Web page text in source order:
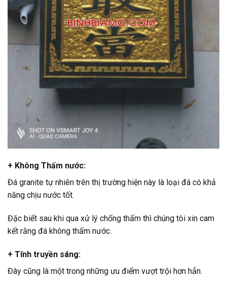
+ Không Thấm nước:
Đá granite tự nhiên trên thị trường hiện này là loại đá có khả
năng chịu nước tốt.
Đặc biết sau khi qua xử lý chống thấm thì chúng tôi xin cam
kết rằng đá không thấm nước.
+ Tính truyền sáng:
Đây cũng là một trong những ưu điểm vượt trội hơn hẳn.